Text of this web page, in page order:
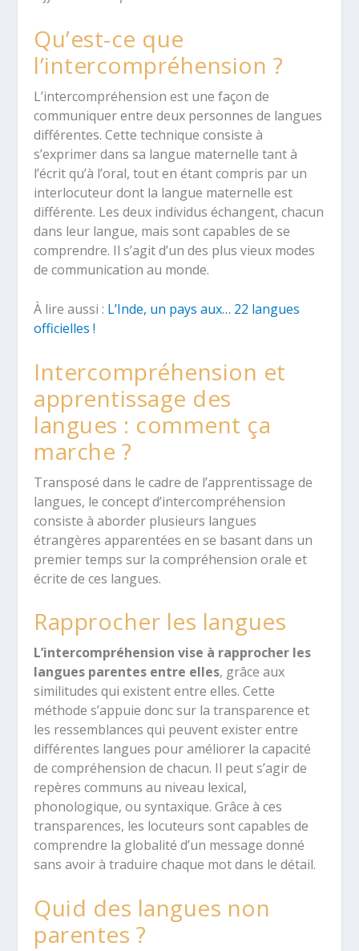
Qu’est-ce que
l’intercompréhension ?
L’intercompréhension est une façon de
communiquer entre deux personnes de langues
différentes. Cette technique consiste à
s’exprimer dans sa langue maternelle tant à
l’écrit qu’à l’oral, tout en étant compris par un
interlocuteur dont la langue maternelle est
différente. Les deux individus échangent, chacun
dans leur langue, mais sont capables de se
comprendre. Il s’agit d’un des plus vieux modes
de communication au monde.
À lire aussi : L’Inde, un pays aux… 22 langues
officielles !
Intercompréhension et
apprentissage des
langues : comment ça
marche ?
Transposé dans le cadre de l’apprentissage de
langues, le concept d’intercompréhension
consiste à aborder plusieurs langues
étrangères apparentées en se basant dans un
premier temps sur la compréhension orale et
écrite de ces langues.
Rapprocher les langues
L’intercompréhension vise à rapprocher les
langues parentes entre elles, grâce aux
similitudes qui existent entre elles. Cette
méthode s’appuie donc sur la transparence et
les ressemblances qui peuvent exister entre
différentes langues pour améliorer la capacité
de compréhension de chacun. Il peut s’agir de
repères communs au niveau lexical,
phonologique, ou syntaxique. Grâce à ces
transparences, les locuteurs sont capables de
comprendre la globalité d’un message donné
sans avoir à traduire chaque mot dans le détail.
Quid des langues non
parentes ?